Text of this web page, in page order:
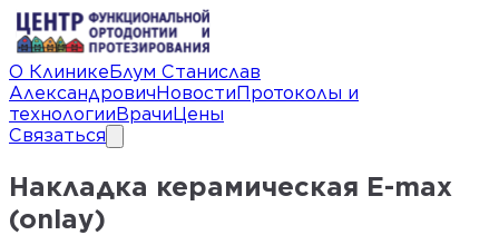
О КлиникеБлум Станислав
АлександровичНовостиПротоколы и
технологииВрачиЦены
Связаться
Накладка керамическая E-max
(onlay)